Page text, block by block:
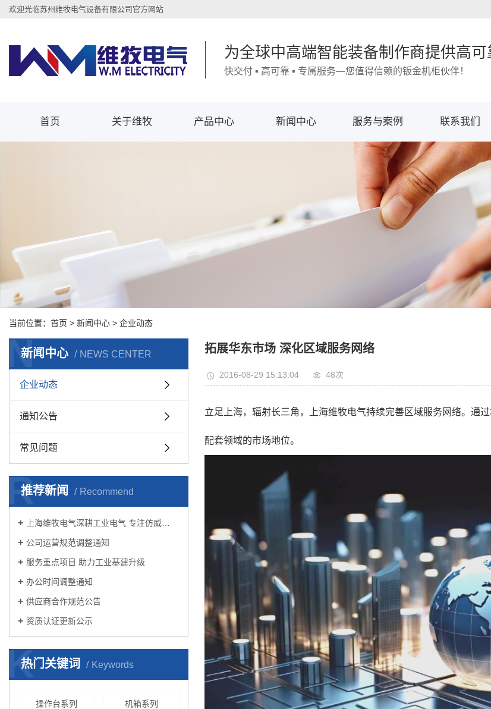
欢迎光临苏州维牧电气设备有限公司官方网站
为全球中高端智能装备制作商提供高
快交付 ▪ 高可靠 ▪ 专属服务—您值得信赖的钣金机柜伙伴！
首页 关于维牧 产品中心 新闻中心 服务与案例 联系我们
当前位置： 首页 > 新闻中心 > 企业动态
新闻中心 NEWS CENTER
N
企业动态
通知公告
常见问题
推荐新闻 Recommend
R
上海维牧电气深耕工业电气 专注仿威…
公司运营规范调整通知
服务重点项目 助力工业基建升级
办公时间调整通知
供应商合作规范公告
资质认证更新公示
热门关键词 Keywords
K
操作台系列 机箱系列
拓展华东市场 深化区域服务网络
2016-08-29 15:13:04 48次
立足上海，辐射长三角，上海维牧电气持续完善区域服务网络。通
配套领域的市场地位。